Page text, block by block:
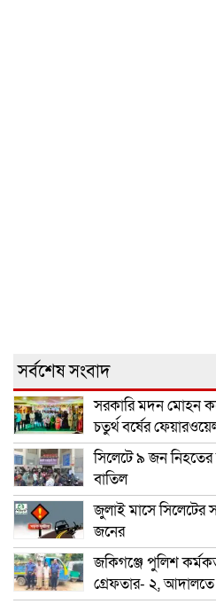
সর্বশেষ সংবাদ
সরকারি মদন মোহন
চতুর্থ বর্ষের
সিলেটে ৯ জন নিহতের
বাতিল
জুলাই মাসে সিলেটের
জনের
জকিগঞ্জে পুলিশ
গ্রেফতার- ২, আদালতে